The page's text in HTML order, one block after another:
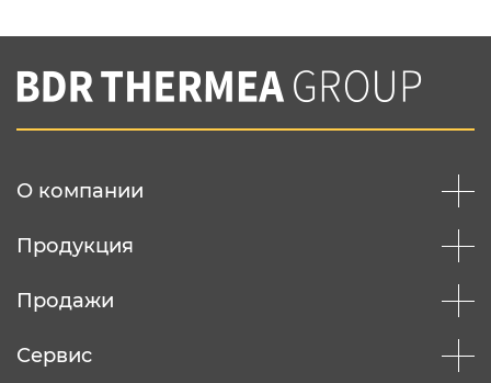
Вы соглашаетесь с нашей политикой
конфеденциальности
О компании
Продукция
Продажи
Сервис